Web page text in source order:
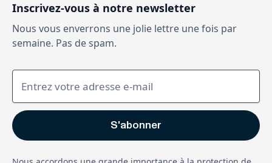
Inscrivez-vous à notre newsletter
Nous vous enverrons une jolie lettre une fois par
semaine. Pas de spam.